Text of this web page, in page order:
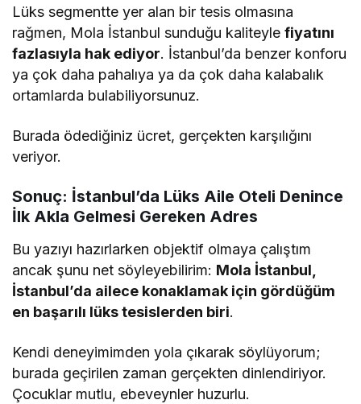
Lüks segmentte yer alan bir tesis olmasına
rağmen, Mola İstanbul sunduğu kaliteylefiyatını
fazlasıyla hak ediyor. İstanbul’da benzer konforu
ya çok daha pahalıya ya da çok daha kalabalık
ortamlarda bulabiliyorsunuz.
Burada ödediğiniz ücret, gerçekten karşılığını
veriyor.
Sonuç: İstanbul’da Lüks Aile Oteli Denince
İlk Akla Gelmesi Gereken Adres
Bu yazıyı hazırlarken objektif olmaya çalıştım
ancak şunu net söyleyebilirim: Mola İstanbul,
İstanbul’da ailece konaklamak için gördüğüm
en başarılı lüks tesislerden biri.
Kendi deneyimimden yola çıkarak söylüyorum;
burada geçirilen zaman gerçekten dinlendiriyor.
Çocuklar mutlu, ebeveynler huzurlu.